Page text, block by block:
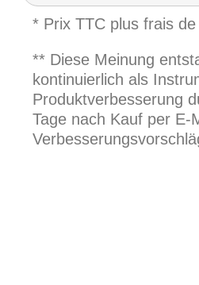
* Prix TTC plus frais
** Diese Meinung
kontinuierlich als
Produktverbesserung
Tage nach Kauf per E-